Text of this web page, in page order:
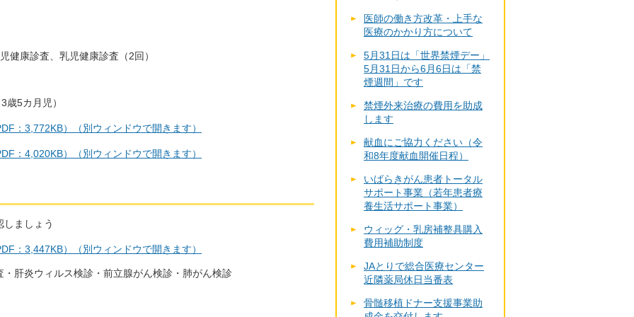
健康診査、乳児健康診査（2回）
5カ月児）
：3,772KB）（別ウィンドウで開きます）
：4,020KB）（別ウィンドウで開きます）
ましょう
：3,447KB）（別ウィンドウで開きます）
肝炎ウィルス検診・前立腺がん検診・肺がん検診
医師の働き方改革・上手な
医療のかかり方について
5月31日は「世界禁煙デー」
5月31日から6月6日は「禁
煙週間」です
禁煙外来治療の費用を助成
します
献血にご協力ください（令
和8年度献血開催日程）
いばらきがん患者トータル
サポート事業（若年患者療
養生活サポート事業）
ウィッグ・乳房補整具購入
費用補助制度
JAとりで総合医療センター
近隣薬局休日当番表
骨髄移植ドナー支援事業助